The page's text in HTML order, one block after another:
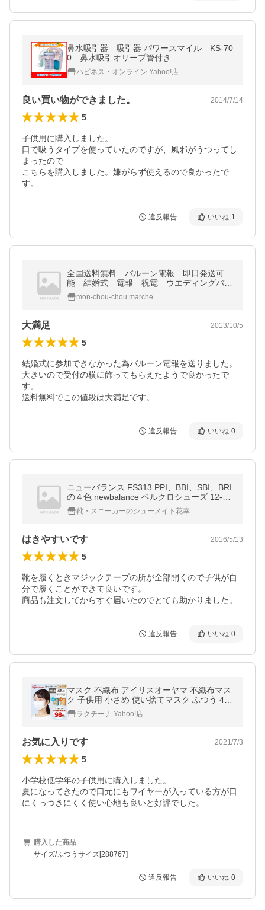
鼻水吸引器 吸引器 パワースマイル KS-70
0 鼻水吸引オリーブ管付き
ハピネス・オンライン Yahoo!店
良い買い物ができました。 2014/7/14
5
子供用に購入しました。
口で吸うタイプを使っていたのですが、風邪がうつってし
まったので
こちらを購入しました。嫌がらず使えるので良かったで
す。
違反報告 いいね 1
全国送料無料 バルーン電報 即日発送可
能 結婚式 電報 祝電 ウエディングバル
ーンmon-chou-chou marche
大満足 2013/10/5
5
結婚式に参加できなかった為バルーン電報を送りました。
大きいので受付の横に飾ってもらえたようで良かったで
す。
送料無料でこの値段は大満足です。
違反報告 いいね 0
ニューバランス FS313 PPI、BBI、SBI、BRI
の４色 newbalance ベルクロシューズ 12-1
6.5cm靴・スニーカーのシューメイト花幸
はきやすいです 2016/5/13
5
靴を履くときマジックテープの所が全部開くので子供が自
分で履くことができて良いです。
商品も注文してからすぐ届いたのでとても助かりました。
違反報告 いいね 0
マスク 不織布 アイリスオーヤマ 不織布マス
ク 子供用 小さめ 使い捨てマスク ふつう 45
枚入 最安値 ワイヤー入り 【メール便】
ラクチーナ Yahoo!店
お気に入りです 2021/7/3
5
小学校低学年の子供用に購入しました。
夏になってきたので口元にもワイヤーが入っている方が口
にくっつきにくく使い心地も良いと好評でした。
購入した商品
サイズ/ふつうサイズ[288767]
違反報告 いいね 0